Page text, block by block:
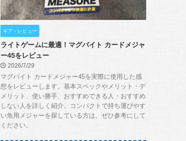
ギア・レビュー
ライトゲームに最適！マグバイト カードメジャ
ー45をレビュー
2026/7/29
マグバイト カードメジャー45を実際に使用した感
想をレビューします。基本スペックやメリット・デ
メリット、使い勝手、おすすめできる人・おすすめ
しない人を詳しく紹介。コンパクトで持ち運びやす
い魚用メジャーを探している方は、ぜひ参考にして
ください。